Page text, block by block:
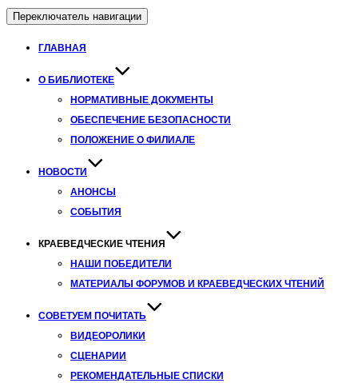
Переключатель навигации
ГЛАВНАЯ
О БИБЛИОТЕКЕ
НОРМАТИВНЫЕ ДОКУМЕНТЫ
ОБЕСПЕЧЕНИЕ БЕЗОПАСНОСТИ
ПОЛОЖЕНИЕ О ФИЛИАЛЕ
НОВОСТИ
АНОНСЫ
СОБЫТИЯ
КРАЕВЕДЧЕСКИЕ ЧТЕНИЯ
НАШИ ПОБЕДИТЕЛИ
МАТЕРИАЛЫ ФОРУМОВ И КРАЕВЕДЧЕСКИХ ЧТЕНИЙ
СОВЕТУЕМ ПОЧИТАТЬ
ВИДЕОРОЛИКИ
СЦЕНАРИИ
РЕКОМЕНДАТЕЛЬНЫЕ СПИСКИ